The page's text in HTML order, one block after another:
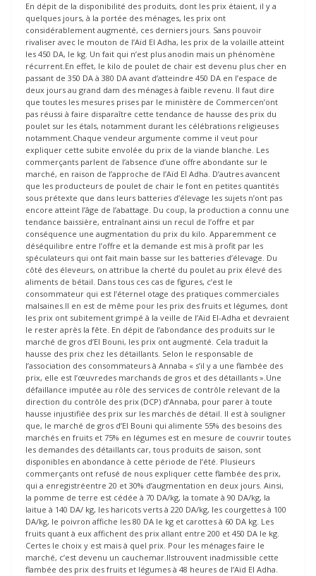
En dépit de la disponibilité des produits, dont les prix étaient, il y a
quelques jours, à la portée des ménages, les prix ont
considérablement augmenté, ces derniers jours. Sans pouvoir
rivaliser avec le mouton de l’Aïd El Adha, les prix de la volaille atteint
les 450 DA, le kg. Un fait qui n’est plus anodin mais un phénomène
récurrent.En effet, le kilo de poulet de chair est devenu plus cher en
passant de 350 DA à 380 DA avant d’atteindre 450 DA en l’espace de
deux jours au grand dam des ménages à faible revenu. Il faut dire
que toutes les mesures prises par le ministère de Commercen’ont
pas réussi à faire disparaître cette tendance de hausse des prix du
poulet sur les étals, notamment durant les célébrations religieuses
notamment.Chaque vendeur argumente comme il veut pour
expliquer cette subite envolée du prix de la viande blanche. Les
commerçants parlent de l’absence d’une offre abondante sur le
marché, en raison de l’approche de l’Aïd El Adha. D’autres avancent
que les producteurs de poulet de chair le font en petites quantités
sous prétexte que dans leurs batteries d’élevage les sujets n’ont pas
encore atteint l’âge de l’abattage. Du coup, la production a connu une
tendance baissière, entraînant ainsi un recul de l’offre et par
conséquence une augmentation du prix du kilo. Apparemment ce
déséquilibre entre l’offre et la demande est mis à profit par les
spéculateurs qui ont fait main basse sur les batteries d’élevage. Du
côté des éleveurs, on attribue la cherté du poulet au prix élevé des
aliments de bétail. Dans tous ces cas de figures, c’est le
consommateur qui est l’éternel otage des pratiques commerciales
malsaines.Il en est de même pour les prix des fruits et légumes, dont
les prix ont subitement grimpé à la veille de l’Aïd El-Adha et devraient
le rester après la fête. En dépit de l’abondance des produits sur le
marché de gros d’El Bouni, les prix ont augmenté. Cela traduit la
hausse des prix chez les détaillants. Selon le responsable de
l’association des consommateurs à Annaba « s’il y a une flambée des
prix, elle est l’œuvredes marchands de gros et des détaillants ».Une
défaillance imputée au rôle des services de contrôle relevant de la
direction du contrôle des prix (DCP) d’Annaba, pour parer à toute
hausse injustifiée des prix sur les marchés de détail. Il est à souligner
que, le marché de gros d’El Bouni qui alimente 55% des besoins des
marchés en fruits et 75% en légumes est en mesure de couvrir toutes
les demandes des détaillants car, tous produits de saison, sont
disponibles en abondance à cette période de l’été. Plusieurs
commerçants ont refusé de nous expliquer cette flambée des prix,
qui a enregistréentre 20 et 30% d’augmentation en deux jours. Ainsi,
la pomme de terre est cédée à 70 DA/kg, la tomate à 90 DA/kg, la
laitue à 140 DA/ kg, les haricots verts à 220 DA/kg, les courgettes à 100
DA/kg, le poivron affiche les 80 DA le kg et carottes à 60 DA kg. Les
fruits quant à eux affichent des prix allant entre 200 et 450 DA le kg.
Certes le choix y est mais à quel prix. Pour les ménages faire le
marché, c’est devenu un cauchemar.Ilstrouvent inadmissible cette
flambée des prix des fruits et légumes à 48 heures de l’Aïd El Adha.